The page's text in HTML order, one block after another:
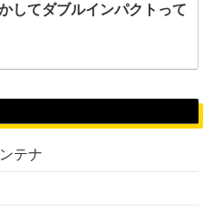
してダブルインパクトって
テナ